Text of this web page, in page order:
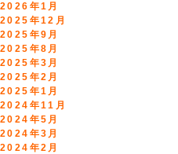
2026年1月
2025年12月
2025年9月
2025年8月
2025年3月
2025年2月
2025年1月
2024年11月
2024年5月
2024年3月
2024年2月